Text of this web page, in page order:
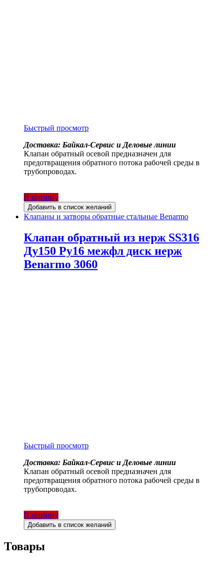
Быстрый просмотр
Доставка: Байкал-Сервис и Деловые линии
Клапан обратный осевой предназначен для
предотвращения обратного потока рабочей среды в
трубопроводах.
В корзину
Добавить в список желаний
Клапаны и затворы обратные стальные Benarmo
Клапан обратный из нерж SS316
Ду150 Ру16 межфл диск нерж
Benarmo 3060
Быстрый просмотр
Доставка: Байкал-Сервис и Деловые линии
Клапан обратный осевой предназначен для
предотвращения обратного потока рабочей среды в
трубопроводах.
В корзину
Добавить в список желаний
Товары